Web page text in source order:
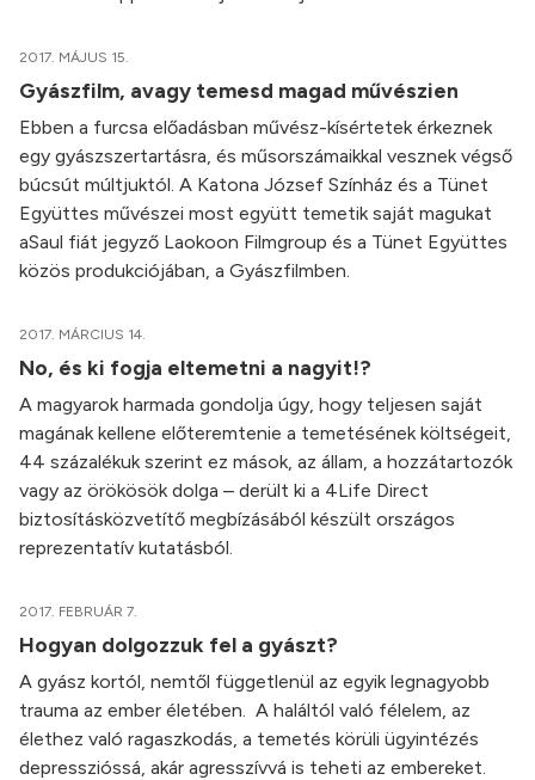
2017. MÁJUS 15.
Gyászfilm, avagy temesd magad művészien
Ebben a furcsa előadásban művész-kísértetek érkeznek
egy gyászszertartásra, és műsorszámaikkal vesznek végső
búcsút múltjuktól. A Katona József Színház és a Tünet
Együttes művészei most együtt temetik saját magukat
aSaul fiát jegyző Laokoon Filmgroup és a Tünet Együttes
közös produkciójában, a Gyászfilmben.
2017. MÁRCIUS 14.
No, és ki fogja eltemetni a nagyit!?
A magyarok harmada gondolja úgy, hogy teljesen saját
magának kellene előteremtenie a temetésének költségeit,
44 százalékuk szerint ez mások, az állam, a hozzátartozók
vagy az örökösök dolga – derült ki a 4Life Direct
biztosításközvetítő megbízásából készült országos
reprezentatív kutatásból.
2017. FEBRUÁR 7.
Hogyan dolgozzuk fel a gyászt?
A gyász kortól, nemtől függetlenül az egyik legnagyobb
trauma az ember életében. A haláltól való félelem, az
élethez való ragaszkodás, a temetés körüli ügyintézés
depresszióssá, akár agresszívvá is teheti az embereket.